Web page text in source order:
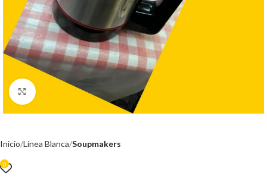
Clic para ampliar
Inicio Línea Blanca Soupmakers
0